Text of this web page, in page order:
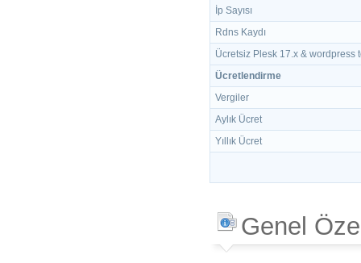
İp Sayısı
Rdns Kaydı
Ücretsiz Plesk 17.x & wordpress
Ücretlendirme
Vergiler
Aylık Ücret
Yıllık Ücret
Genel